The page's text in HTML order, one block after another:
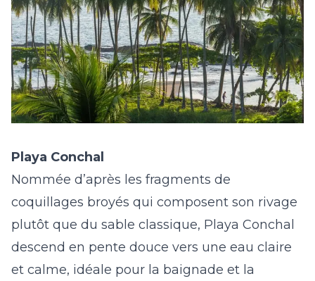
Playa Conchal
Nommée d’après les fragments de
coquillages broyés qui composent son rivage
plutôt que du sable classique, Playa Conchal
descend en pente douce vers une eau claire
et calme, idéale pour la baignade et la